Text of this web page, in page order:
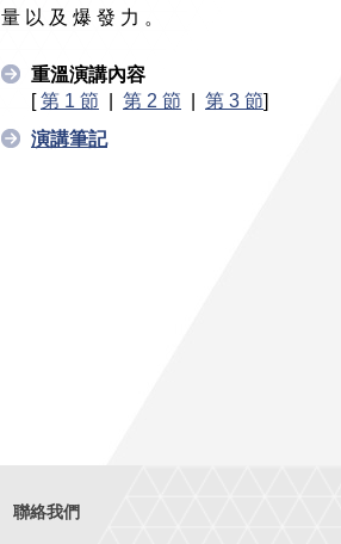
量 以 及 爆 發 力 。
重溫演講內容
[第 1 節 | 第 2 節 | 第 3 節]
演講筆記
聯絡我們